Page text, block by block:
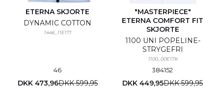
ETERNA SKJORTE
DYNAMIC COTTON
1446_11E171
46
DKK 473,96DKK 599,95
"MASTERPIECE"
ETERNA COMFORT FIT
SKJORTE
1100 UNI POPELINE-
STRYGEFRI
1100_00E17K
384152
DKK 449,95DKK 599,95